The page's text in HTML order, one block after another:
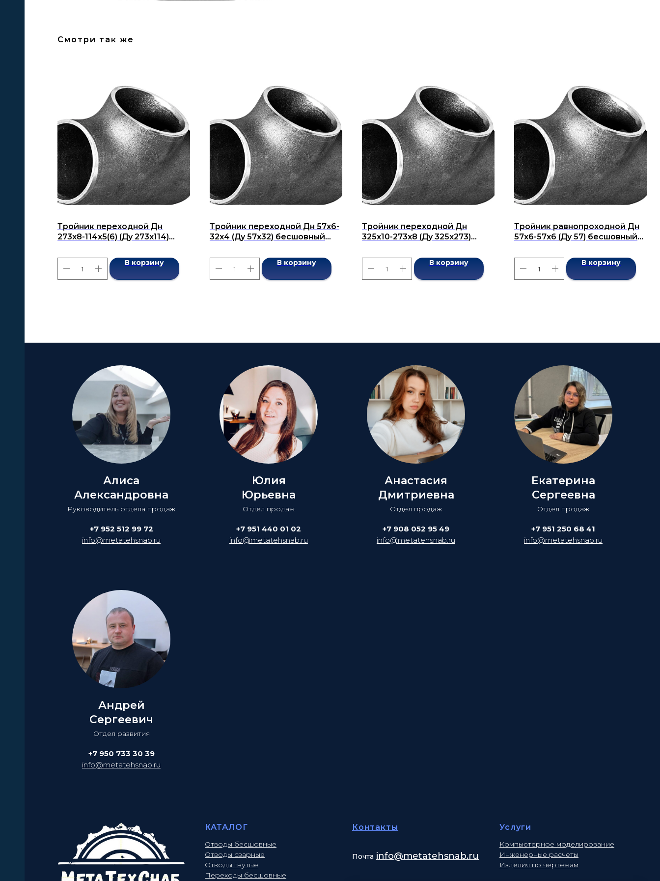
Смотри так же
Тройник переходной Дн
273x8-114x5(6) (Ду 273x114)
В корзину
Тройник переходной Дн 57х6-
32х4 (Ду 57х32) бесшовный
В корзину
Тройник переходной Дн
325х10-273х8 (Ду 325х273)
В корзину
Тройник равнопроходной Дн
57x6-57x6 (Ду 57) бесшовный
В корзину
Алиса
Александровна
Руководитель отдела продаж
+7 952 512 99 72
info@metatehsnab.ru
Юлия
Юрьевна
Отдел продаж
+7 951 440 01 02
info@metatehsnab.ru
Анастасия
Дмитриевна
Отдел продаж
+7 908 052 95 49
info@metatehsnab.ru
Екатерина
Сергеевна
Отдел продаж
+7 951 250 68 41
info@metatehsnab.ru
Андрей
Сергеевич
Отдел развития
+7 950 733 30 39
info@metatehsnab.ru
КАТАЛОГ
Отводы бесшовные
Отводы сварные
Отводы гнутые
Переходы бесшовные
Контакты
Почта info@metatehsnab.ru
Услуги
Компьютерное моделирование
Инженерные расчеты
Изделия по чертежам